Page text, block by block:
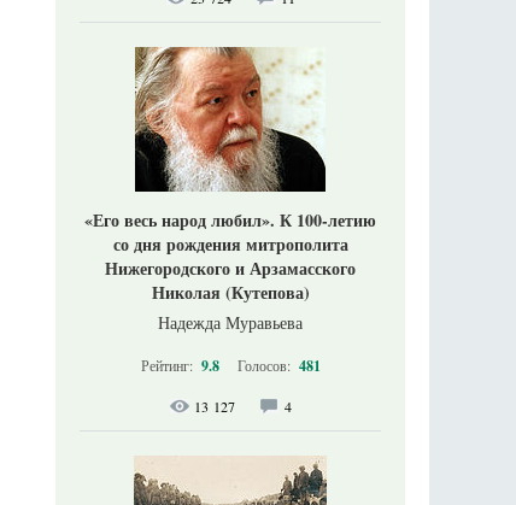
«Его весь народ любил». К 100-летию
со дня рождения митрополита
Нижегородского и Арзамасского
Николая (Кутепова)
Надежда Муравьева
Рейтинг: 9.8 Голосов: 481
13 127 4